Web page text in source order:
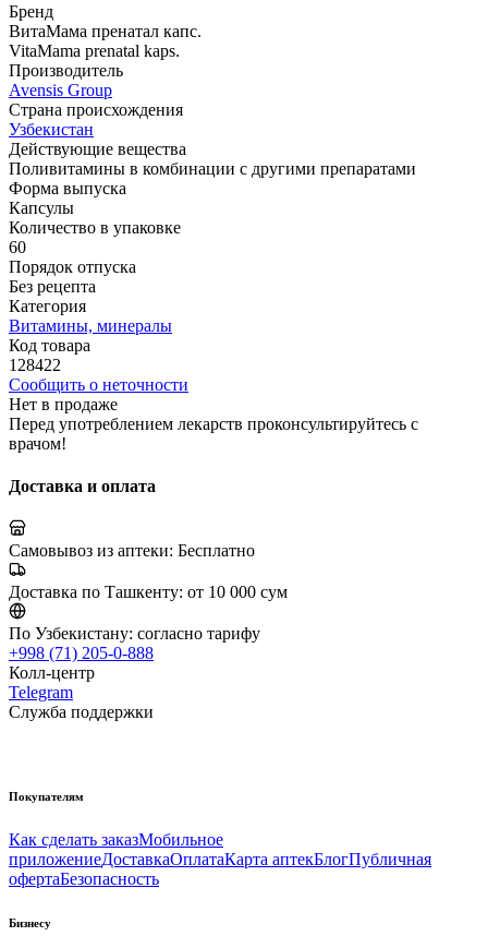
Бренд
ВитаМама пренатал капс.
VitaMama prenatal kaps.
Производитель
Avensis Group
Страна происхождения
Узбекистан
Действующие вещества
Поливитамины в комбинации с другими препаратами
Форма выпуска
Капсулы
Количество в упаковке
60
Порядок отпуска
Без рецепта
Категория
Витамины, минералы
Код товара
128422
Сообщить о неточности
Нет в продаже
Перед употреблением лекарств проконсультируйтесь с
врачом!
Доставка и оплата
Самовывоз из аптеки: Бесплатно
Доставка по Ташкенту: от 10 000 сум
По Узбекистану: согласно тарифу
+998 (71) 205-0-888
Колл-центр
Telegram
Служба поддержки
Покупателям
Как сделать заказМобильное
приложениеДоставкаОплатаКарта аптекБлогПубличная
офертаБезопасность
Бизнесу